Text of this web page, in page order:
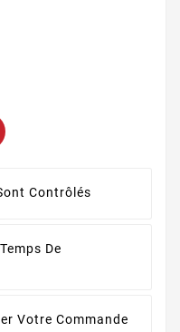
Contrôlés
De
Votre Commande